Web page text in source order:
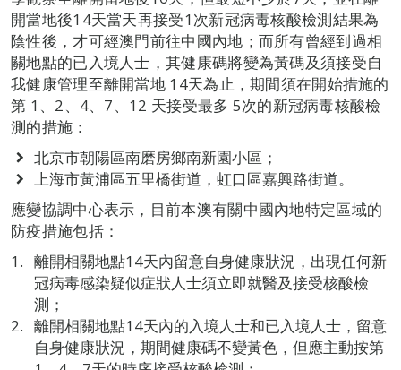
開當地後14天當天再接受1次新冠病毒核酸檢測結果為
陰性後，才可經澳門前往中國內地；而所有曾經到過相
關地點的已入境人士，其健康碼將變為黃碼及須接受自
我健康管理至離開當地 14天為止，期間須在開始措施的
第 1、2、4、7、12 天接受最多 5次的新冠病毒核酸檢
測的措施：
北京市朝陽區南磨房鄉南新園小區；
上海市黃浦區五里橋街道，虹口區嘉興路街道。
應變協調中心表示，目前本澳有關中國內地特定區域的
防疫措施包括：
離開相關地點14天內留意自身健康狀況，出現任何新
冠病毒感染疑似症狀人士須立即就醫及接受核酸檢
測；
離開相關地點14天內的入境人士和已入境人士，留意
自身健康狀況，期間健康碼不變黃色，但應主動按第